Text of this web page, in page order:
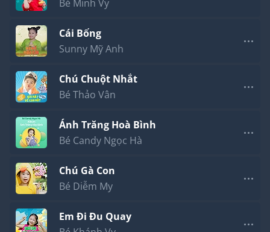
Bé Minh Vy
Cái Bống
Sunny Mỹ Anh
Chú Chuột Nhắt
Bé Thảo Vân
Ánh Trăng Hoà Bình
Bé Candy Ngọc Hà
Chú Gà Con
Bé Diễm My
Em Đi Đu Quay